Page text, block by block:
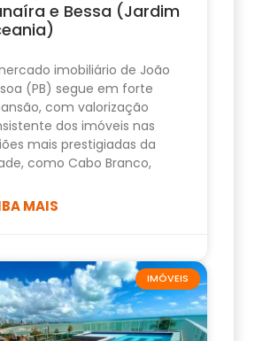
e Bessa (Jardim
imobiliário de João
(PB) segue em forte
com valorização
dos imóveis nas
mais prestigiadas da
como Cabo Branco,
MAIS
IMÓVEIS